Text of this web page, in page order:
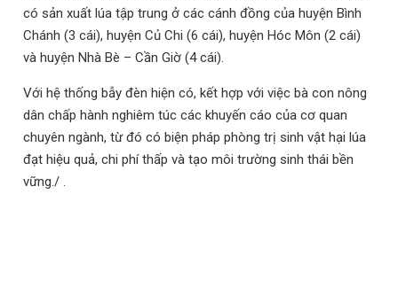
có sản xuất lúa tập trung ở các cánh đồng của huyện Bình
Chánh (3 cái), huyện Củ Chi (6 cái), huyện Hóc Môn (2 cái)
và huyện Nhà Bè – Cần Giờ (4 cái).
Với hệ thống bẫy đèn hiện có, kết hợp với việc bà con nông
dân chấp hành nghiêm túc các khuyến cáo của cơ quan
chuyên ngành, từ đó có biện pháp phòng trị sinh vật hại lúa
đạt hiệu quả, chi phí thấp và tạo môi trường sinh thái bền
vững./